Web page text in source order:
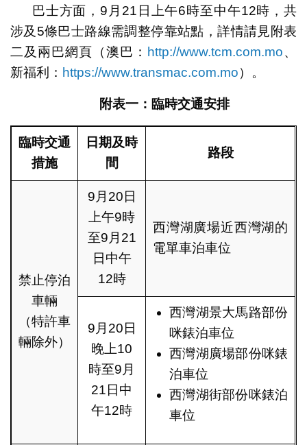
巴士方面，9月21日上午6時至中午12時，共
涉及5條巴士路線需調整停靠站點，詳情請見附表
二及兩巴網頁（澳巴： http://www.tcm.com.mo、
新福利： https://www.transmac.com.mo）。
附表一 ： 臨時交通安排
臨時交通
措施
日期及時
間
路段
禁止停泊
車輛
（特許車
輛除外）
9月20日
上午9時
至9月21
日中午
12時
西灣湖廣場近西灣湖的
電單車泊車位
9月20日
晚上10
時至9月
21日中
午12時
西灣湖景大馬路部份
咪錶泊車位
西灣湖廣場部份咪錶
泊車位
西灣湖街部份咪錶泊
車位